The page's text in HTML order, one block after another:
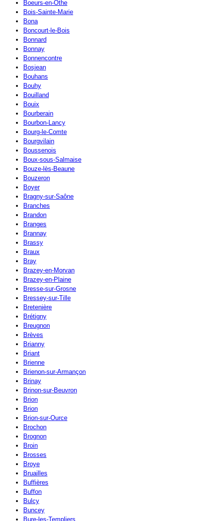
Boeurs-en-Othe
Bois-Sainte-Marie
Bona
Boncourt-le-Bois
Bonnard
Bonnay
Bonnencontre
Bosjean
Bouhans
Bouhy
Bouilland
Bouix
Bourberain
Bourbon-Lancy
Bourg-le-Comte
Bourgvilain
Boussenois
Boux-sous-Salmaise
Bouze-lès-Beaune
Bouzeron
Boyer
Bragny-sur-Saône
Branches
Brandon
Branges
Brannay
Brassy
Braux
Bray
Brazey-en-Morvan
Brazey-en-Plaine
Bresse-sur-Grosne
Bressey-sur-Tille
Bretenière
Brétigny
Breugnon
Brèves
Brianny
Briant
Brienne
Brienon-sur-Armançon
Brinay
Brinon-sur-Beuvron
Brion
Brion
Brion-sur-Ource
Brochon
Brognon
Broin
Brosses
Broye
Bruailles
Buffières
Buffon
Bulcy
Buncey
Bure-les-Templiers